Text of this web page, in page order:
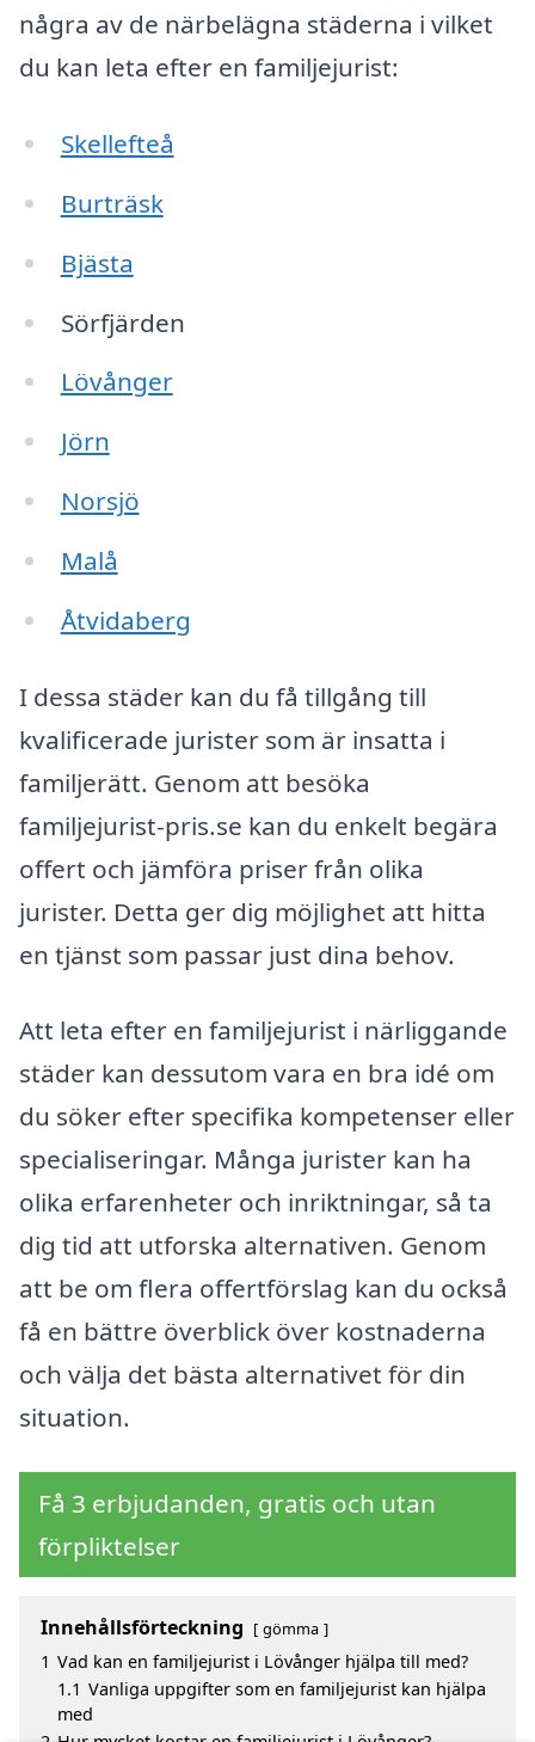
några av de närbelägna städerna i vilket
du kan leta efter en familjejurist:
Skellefteå
Burträsk
Bjästa
Sörfjärden
Lövånger
Jörn
Norsjö
Malå
Åtvidaberg
I dessa städer kan du få tillgång till
kvalificerade jurister som är insatta i
familjerätt. Genom att besöka
familjejurist-pris.se kan du enkelt begära
offert och jämföra priser från olika
jurister. Detta ger dig möjlighet att hitta
en tjänst som passar just dina behov.
Att leta efter en familjejurist i närliggande
städer kan dessutom vara en bra idé om
du söker efter specifika kompetenser eller
specialiseringar. Många jurister kan ha
olika erfarenheter och inriktningar, så ta
dig tid att utforska alternativen. Genom
att be om flera offertförslag kan du också
få en bättre överblick över kostnaderna
och välja det bästa alternativet för din
situation.
Få 3 erbjudanden, gratis och utan
förpliktelser
Innehållsförteckning gömma
1 Vad kan en familjejurist i Lövånger hjälpa till med?
1.1 Vanliga uppgifter som en familjejurist kan hjälpa
med